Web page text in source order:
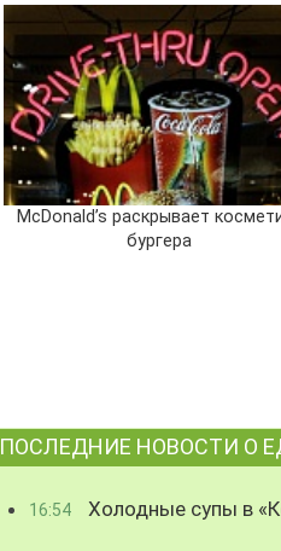
McDonald’s раскрывает
бургера
ПОСЛЕДНИЕ НОВОСТИ О
16:54 Холодные супы в